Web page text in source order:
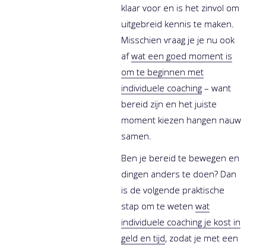
klaar voor en is het zinvol om
uitgebreid kennis te maken.
Misschien vraag je je nu ook
afwat een goed moment is
om te beginnen met
individuele coaching – want
bereid zijn en het juiste
moment kiezen hangen nauw
samen.
Ben je bereid te bewegen en
dingen anders te doen? Dan
is de volgende praktische
stap om te weten wat
individuele coaching je kost in
geld en tijd, zodat je met een